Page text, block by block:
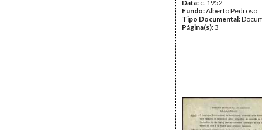
Data: c. 1952
Fundo:Alberto Pedroso
Tipo Documental:
Página(s):3